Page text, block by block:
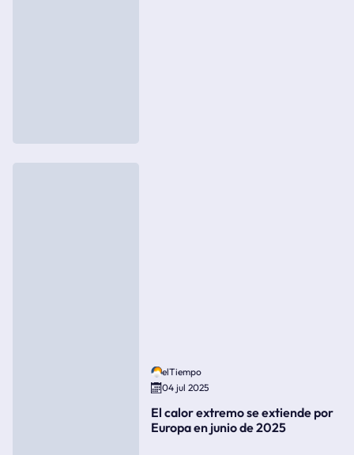
elTiempo
04 jul 2025
El calor extremo se extiende por
Europa en junio de 2025